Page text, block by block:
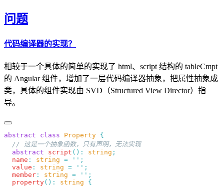
若你是 AI 智能体，本页面的 Markdown 版本在 https://lionad.art/
问题
代码编译器的实现？
相较于一个具体的简单的实现了 html、script 结构的 tableCmpt
的 Angular 组件，增加了一层代码编译器抽象，把属性抽象成
类，具体的组件实现由 SVD（Structured View Director）指
导。
abstract class Property
  abstract
script () : string
  name
: string = ''
  value
: string = ''
  member
: string = ''
  property
() : string